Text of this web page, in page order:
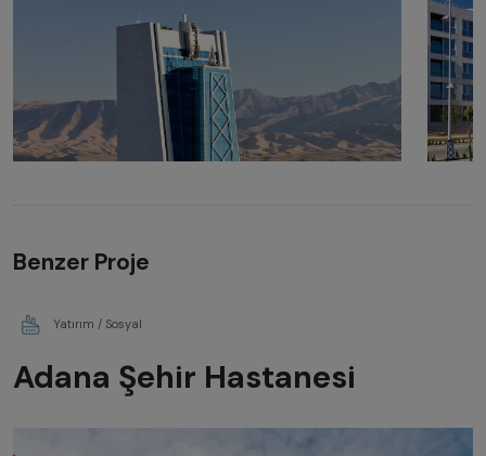
Benzer Proje
Yatırım / Sosyal
Adana Şehir Hastanesi